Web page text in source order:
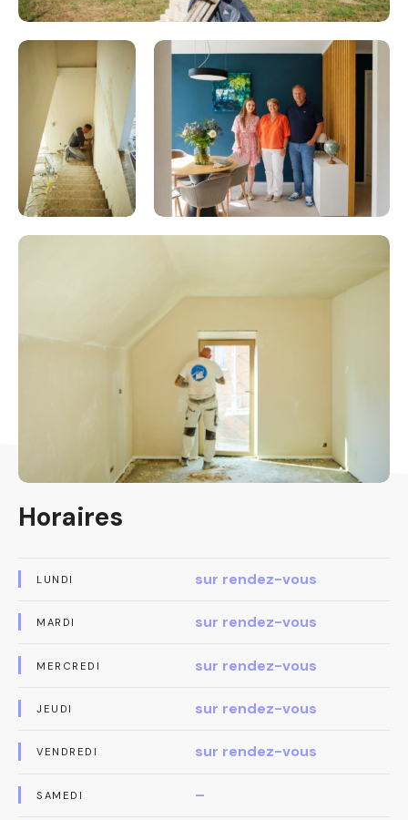
Horaires
LUNDI sur rendez-vous
MARDI sur rendez-vous
MERCREDI sur rendez-vous
JEUDI sur rendez-vous
VENDREDI sur rendez-vous
SAMEDI –